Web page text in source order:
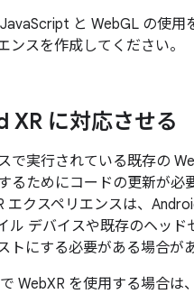
と WebGL の使用
ンスを作成してください。
XR に対応させる
で実行されている既存の
るためにコードの更新が
エクスペリエンスは、
ル デバイスや既存のヘッ
トにする必要がある場合が
WebXR を使用する場合